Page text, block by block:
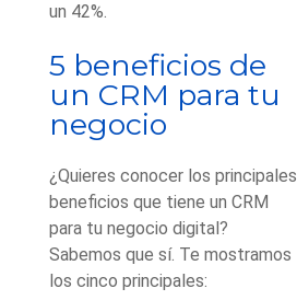
un 42%.
5 beneficios de
un CRM para tu
negocio
¿Quieres conocer los principales
beneficios que tiene un CRM
para tu negocio digital?
Sabemos que sí. Te mostramos
los cinco principales: